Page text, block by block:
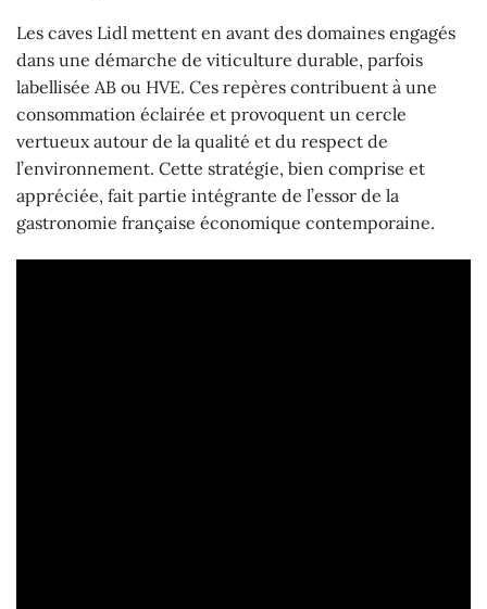
Les caves Lidl mettent en avant des domaines engagés
dans une démarche de viticulture durable, parfois
labellisée AB ou HVE. Ces repères contribuent à une
consommation éclairée et provoquent un cercle
vertueux autour de la qualité et du respect de
l’environnement. Cette stratégie, bien comprise et
appréciée, fait partie intégrante de l’essor de la
gastronomie française économique contemporaine.